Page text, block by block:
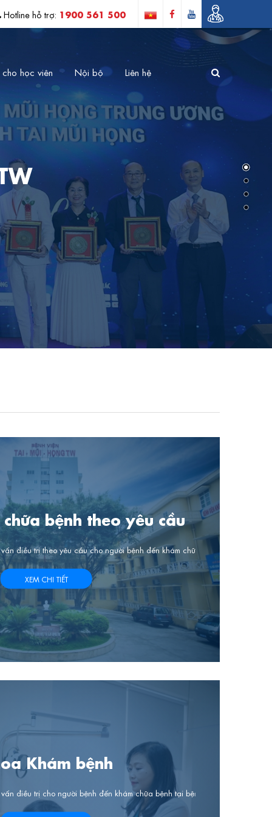
Hotline hỗ trợ: 1900 561 500
cho học viên Nội bộ Liên hệ
bệnh theo yêu cầu
điều trị theo yêu cầu cho người bệnh đến khám chữa bệnh tại bệnh viện
XEM CHI TIẾT
họng.
Khám bệnh
điều trị cho người bệnh đến khám chữa bệnh tại bệnh viện